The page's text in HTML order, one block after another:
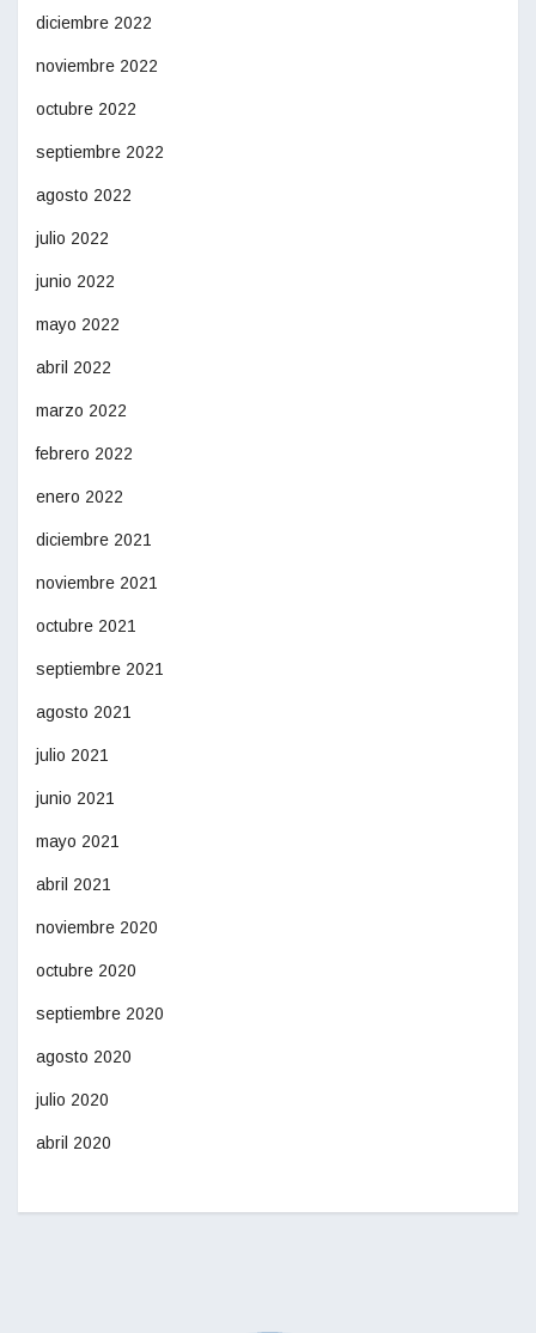
diciembre 2022
noviembre 2022
octubre 2022
septiembre 2022
agosto 2022
julio 2022
junio 2022
mayo 2022
abril 2022
marzo 2022
febrero 2022
enero 2022
diciembre 2021
noviembre 2021
octubre 2021
septiembre 2021
agosto 2021
julio 2021
junio 2021
mayo 2021
abril 2021
noviembre 2020
octubre 2020
septiembre 2020
agosto 2020
julio 2020
abril 2020